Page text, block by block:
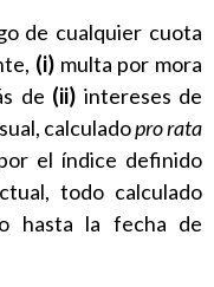
de cualquier cuota
(i) multa por mora
de (ii) intereses de
calculadopro rata
el índice definido
todo calculado
hasta la fecha de